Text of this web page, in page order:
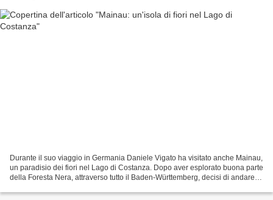
Durante il suo viaggio in Germania Daniele Vigato ha visitato anche Mainau,
un paradisio dei fiori nel Lago di Costanza. Dopo aver esplorato buona parte
della Foresta Nera, attraverso tutto il Baden-Württemberg, decisi di andare